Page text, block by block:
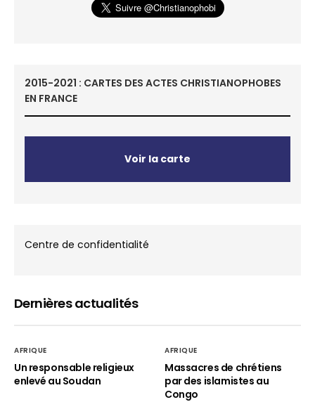
2015-2021 : CARTES DES ACTES CHRISTIANOPHOBES
EN FRANCE
Voir la carte
Centre de confidentialité
Dernières actualités
AFRIQUE
Un responsable religieux
enlevé au Soudan
AFRIQUE
Massacres de chrétiens
par des islamistes au
Congo